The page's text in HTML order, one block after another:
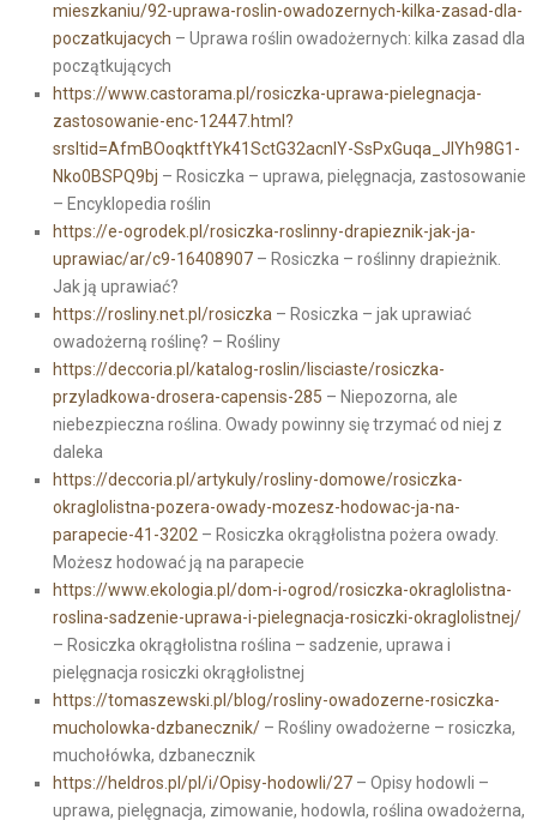
mieszkaniu/92-uprawa-roslin-owadozernych-kilka-zasad-dla-
poczatkujacych – Uprawa roślin owadożernych: kilka zasad dla
początkujących
https://www.castorama.pl/rosiczka-uprawa-pielegnacja-
zastosowanie-enc-12447.html?
srsltid=AfmBOoqktftYk41SctG32acnlY-SsPxGuqa_JIYh98G1-
Nko0BSPQ9bj – Rosiczka – uprawa, pielęgnacja, zastosowanie
– Encyklopedia roślin
https://e-ogrodek.pl/rosiczka-roslinny-drapieznik-jak-ja-
uprawiac/ar/c9-16408907– Rosiczka – roślinny drapieżnik.
Jak ją uprawiać?
https://rosliny.net.pl/rosiczka– Rosiczka – jak uprawiać
owadożerną roślinę? – Rośliny
https://deccoria.pl/katalog-roslin/lisciaste/rosiczka-
przyladkowa-drosera-capensis-285 – Niepozorna, ale
niebezpieczna roślina. Owady powinny się trzymać od niej z
daleka
https://deccoria.pl/artykuly/rosliny-domowe/rosiczka-
okraglolistna-pozera-owady-mozesz-hodowac-ja-na-
parapecie-41-3202– Rosiczka okrągłolistna pożera owady.
Możesz hodować ją na parapecie
https://www.ekologia.pl/dom-i-ogrod/rosiczka-okraglolistna-
roslina-sadzenie-uprawa-i-pielegnacja-rosiczki-okraglolistnej/
– Rosiczka okrągłolistna roślina – sadzenie, uprawa i
pielęgnacja rosiczki okrągłolistnej
https://tomaszewski.pl/blog/rosliny-owadozerne-rosiczka-
mucholowka-dzbanecznik/– Rośliny owadożerne – rosiczka,
muchołówka, dzbanecznik
https://heldros.pl/pl/i/Opisy-hodowli/27– Opisy hodowli –
uprawa, pielęgnacja, zimowanie, hodowla, roślina owadożerna,